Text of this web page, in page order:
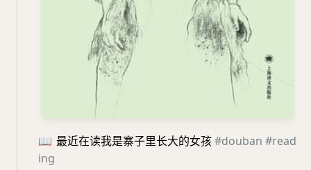
📖 最近在读我是寨子里长大的女孩#douban #read
ing